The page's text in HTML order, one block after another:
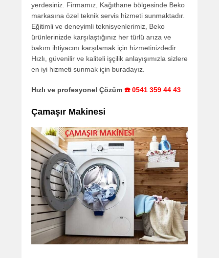
yerdesiniz. Firmamız, Kağıthane bölgesinde Beko
markasına özel teknik servis hizmeti sunmaktadır.
Eğitimli ve deneyimli teknisyenlerimiz, Beko
ürünlerinizde karşılaştığınız her türlü arıza ve
bakım ihtiyacını karşılamak için hizmetinizdedir.
Hızlı, güvenilir ve kaliteli işçilik anlayışımızla sizlere
en iyi hizmeti sunmak için buradayız.
Hızlı ve profesyonel Çözüm ☎️ 0541 359 44 43
Çamaşır Makinesi